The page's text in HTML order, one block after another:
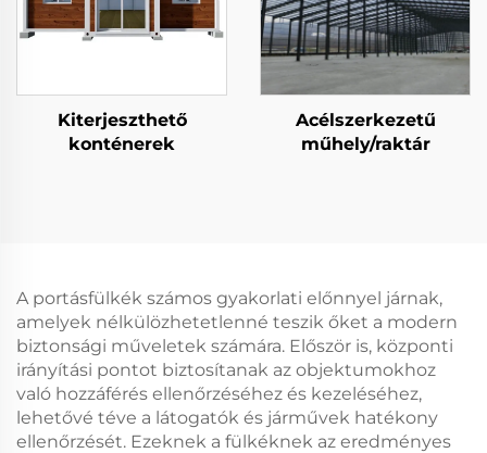
Kiterjeszthető
konténerek
Acélszerkezetű
műhely/raktár
A portásfülkék számos gyakorlati előnnyel járnak,
amelyek nélkülözhetetlenné teszik őket a modern
biztonsági műveletek számára. Először is, központi
irányítási pontot biztosítanak az objektumokhoz
való hozzáférés ellenőrzéséhez és kezeléséhez,
lehetővé téve a látogatók és járművek hatékony
ellenőrzését. Ezeknek a fülkéknek az eredményes